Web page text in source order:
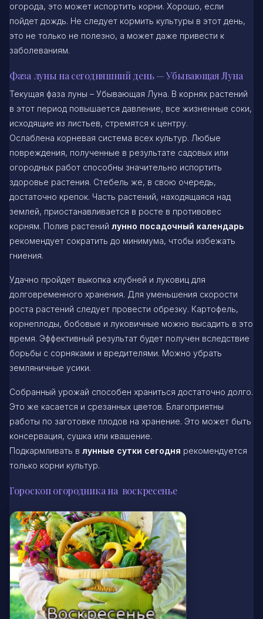
огорода, это может испортить корни. Хорошо, если
пойдет дождь. Не следует кормить культуры в этот день,
это не только не полезно, а может даже привести к
заболеваниям.
Фаза луны на сегодняшний день — Убывающая Луна
Текущая фаза луны – Убывающая Луна. В корнях растений
в этот период повышается давление, все жизненные соки,
исходящие из листьев, стремятся к центру.
Ослаблена корневая система всех культур. Любые
повреждения, полученные в результате садовых или
огородных работ способны значительно испортить
здоровье растения. Стебель же, в свою очередь,
достаточно крепок. Часть растений, находящаяся над
землей, приостанавливается в росте в противовес
корням. Полив растений лунно посадочный календарь
рекомендует сократить до минимума, чтобы избежать
гниения.
Удачно пройдет выкопка клубней и луковиц для
долговременного хранения. Для уменьшения скорости
роста растений следует провести обрезку. Картофель,
корнеплоды, бобовые и луковичные можно высадить в это
время. Эффективный результат будет получен вследствие
борьбы с сорняками и вредителями. Можно убрать
земляничные усики.
Собранный урожай способен храниться достаточно долго.
Это же касается и срезанных цветов. Благоприятны
работы по заготовке плодов на хранение. Это может быть
консервация, сушка или квашение.
Подкармливать в лунные сутки сегодня рекомендуется
только корни культур.
Гороскоп огородника на воскресенье